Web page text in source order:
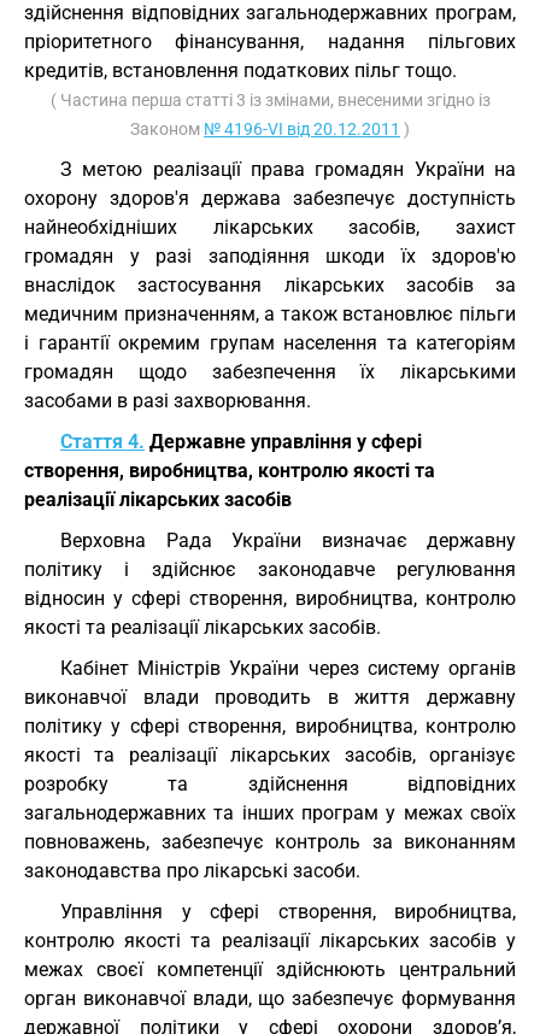
здійснення відповідних загальнодержавних програм,
пріоритетного фінансування, надання пільгових
кредитів, встановлення податкових пільг тощо.
( Частина перша статті 3 із змінами, внесеними згідно із
Законом № 4196-VI від 20.12.2011 )
З метою реалізації права громадян України на
охорону здоров'я держава забезпечує доступність
найнеобхідніших лікарських засобів, захист
громадян у разі заподіяння шкоди їх здоров'ю
внаслідок застосування лікарських засобів за
медичним призначенням, а також встановлює пільги
і гарантії окремим групам населення та категоріям
громадян щодо забезпечення їх лікарськими
засобами в разі захворювання.
Стаття 4. Державне управління у сфері
створення, виробництва, контролю якості та
реалізації лікарських засобів
Верховна Рада України визначає державну
політику і здійснює законодавче регулювання
відносин у сфері створення, виробництва, контролю
якості та реалізації лікарських засобів.
Кабінет Міністрів України через систему органів
виконавчої влади проводить в життя державну
політику у сфері створення, виробництва, контролю
якості та реалізації лікарських засобів, організує
розробку та здійснення відповідних
загальнодержавних та інших програм у межах своїх
повноважень, забезпечує контроль за виконанням
законодавства про лікарські засоби.
Управління у сфері створення, виробництва,
контролю якості та реалізації лікарських засобів у
межах своєї компетенції здійснюють центральний
орган виконавчої влади, що забезпечує формування
державної політики у сфері охорони здоров’я,